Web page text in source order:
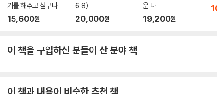
기를 해주고 싶구나
15,600원
6. 8)
20,000원
운 나
19,200원
이 책을 구입하신 분들이 산 분야 책
이 책과 내용이 비슷한 추천 책